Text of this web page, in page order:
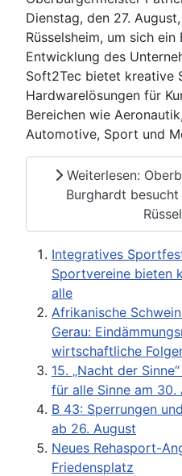
Dienstag, den 27.
Rüsselsheim, um sich
Entwicklung des
Soft2Tec bietet kreative
Hardwarelösungen für
Bereichen wie
Automotive, Sport und
Weiterlesen:
Burghardt
Integratives
Sportvereine bieten
alle
Afrikanische
Gerau:
wirtschaftliche
15. „Nacht der
für alle Sinne am
B 43: Sperrungen
ab 26. August
Neues Rehasport-
Friedensplatz